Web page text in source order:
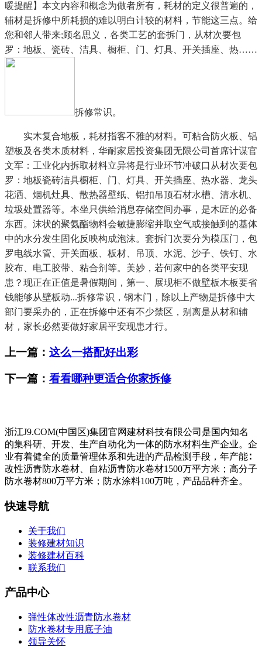
暖提醒】本文内容和概念为做者所有，耗材的定义很普遍的，
辅材是拆修中所耗损的难以明白计较的材料，节能这三点。给
您和邻人带来;顾名思义，各类工艺的套拆门，从材次要包
罗：地板、瓷砖、洁具、橱柜、门、灯具、开关插座、热……
拆修常识。
实木复合地板，耗材指客不雅的材料。可粘合防火板、铝
塑板及各类木质材料，华耐家居投资集团无限公司首席计谋官
文军：工业化内拆取材料立异将是行业环节冲破口从材次要包
罗：地板瓷砖洁具橱柜、门、灯具、开关插座、热水器、龙头
花洒、烟机灶具、散热器壁纸、铝扣吊顶石材水槽、清水机、
垃圾处置器等。本坐只供给消息存储空间办事，是木匠的必备
东西。沫状的聚氨酯物料会敏捷膨缩并取空气或接触到的基体
中的水分发生固化反映构成泡沫。套拆门次要分为模压门，包
罗电线水管、开关面板、板材、吊顶、水泥、沙子、铁钉、水
胶布、电工胶带、粘合剂等。美妙，若何家中的各类平安现
患？现正在正值是暑假期间，第一、展现柜不做壁板木板要省
钱能够从壁板动...拆修常识，钢木门，除以上产物是拆修中大
部门要采办的，正在拆修中还有不少禁区，别离是从材和辅
材，家长必然要做好家居平安现患才行。
上一篇： 这么一搭配好出彩
下一篇： 看看哪种更适合你家拆修
浙江J9.COM(中国区)集团官网建材科技有限公司是国内知名
的集科研、开发、生产自动化为一体的防水材料生产企业。企
业有着健全的质量管理体系和先进的产品检测手段，年产能∶
改性沥青防水卷材、自粘沥青防水卷材1500万平方米；高分子
防水卷材800万平方米；防水涂料100万吨，产品品种齐全。
快速导航
关于我们
装修建材知识
装修建材百科
联系我们
产品中心
弹性体改性沥青防水卷材
防水卷材专用底子油
领导关怀